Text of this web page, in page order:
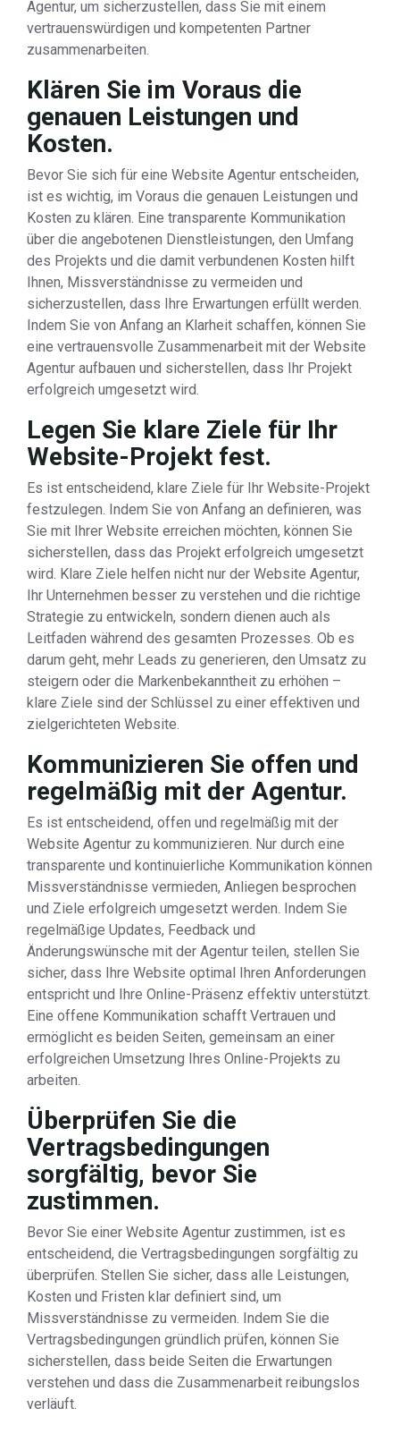
Agentur, um sicherzustellen, dass Sie mit einem
vertrauenswürdigen und kompetenten Partner
zusammenarbeiten.
Klären Sie im Voraus die
genauen Leistungen und
Kosten.
Bevor Sie sich für eine Website Agentur entscheiden,
ist es wichtig, im Voraus die genauen Leistungen und
Kosten zu klären. Eine transparente Kommunikation
über die angebotenen Dienstleistungen, den Umfang
des Projekts und die damit verbundenen Kosten hilft
Ihnen, Missverständnisse zu vermeiden und
sicherzustellen, dass Ihre Erwartungen erfüllt werden.
Indem Sie von Anfang an Klarheit schaffen, können Sie
eine vertrauensvolle Zusammenarbeit mit der Website
Agentur aufbauen und sicherstellen, dass Ihr Projekt
erfolgreich umgesetzt wird.
Legen Sie klare Ziele für Ihr
Website-Projekt fest.
Es ist entscheidend, klare Ziele für Ihr Website-Projekt
festzulegen. Indem Sie von Anfang an definieren, was
Sie mit Ihrer Website erreichen möchten, können Sie
sicherstellen, dass das Projekt erfolgreich umgesetzt
wird. Klare Ziele helfen nicht nur der Website Agentur,
Ihr Unternehmen besser zu verstehen und die richtige
Strategie zu entwickeln, sondern dienen auch als
Leitfaden während des gesamten Prozesses. Ob es
darum geht, mehr Leads zu generieren, den Umsatz zu
steigern oder die Markenbekanntheit zu erhöhen –
klare Ziele sind der Schlüssel zu einer effektiven und
zielgerichteten Website.
Kommunizieren Sie offen und
regelmäßig mit der Agentur.
Es ist entscheidend, offen und regelmäßig mit der
Website Agentur zu kommunizieren. Nur durch eine
transparente und kontinuierliche Kommunikation können
Missverständnisse vermieden, Anliegen besprochen
und Ziele erfolgreich umgesetzt werden. Indem Sie
regelmäßige Updates, Feedback und
Änderungswünsche mit der Agentur teilen, stellen Sie
sicher, dass Ihre Website optimal Ihren Anforderungen
entspricht und Ihre Online-Präsenz effektiv unterstützt.
Eine offene Kommunikation schafft Vertrauen und
ermöglicht es beiden Seiten, gemeinsam an einer
erfolgreichen Umsetzung Ihres Online-Projekts zu
arbeiten.
Überprüfen Sie die
Vertragsbedingungen
sorgfältig, bevor Sie
zustimmen.
Bevor Sie einer Website Agentur zustimmen, ist es
entscheidend, die Vertragsbedingungen sorgfältig zu
überprüfen. Stellen Sie sicher, dass alle Leistungen,
Kosten und Fristen klar definiert sind, um
Missverständnisse zu vermeiden. Indem Sie die
Vertragsbedingungen gründlich prüfen, können Sie
sicherstellen, dass beide Seiten die Erwartungen
verstehen und dass die Zusammenarbeit reibungslos
verläuft.